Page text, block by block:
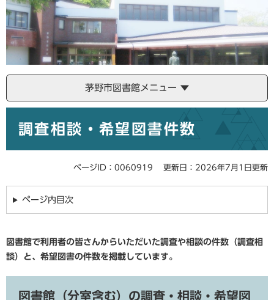
へ
茅野市図書館メニュー
調査相談・希望図書件数
ページID：0060919 更新日：2026年7月1日更新
ページ内目次
図書館で利用者の皆さんからいただいた調査や相談の件数（調査相
談）と、希望図書の件数を掲載しています。
図書館（分室含む）の調査・相談・希望図